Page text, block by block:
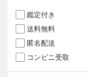
鑑定付き
送料無料
匿名配送
コンビニ受取